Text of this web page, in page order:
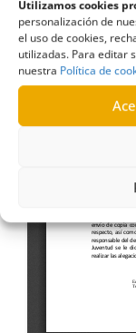
Utilizamos cookies
personalización de
el uso de cookies,
utilizadas. Para editar
nuestra Política de